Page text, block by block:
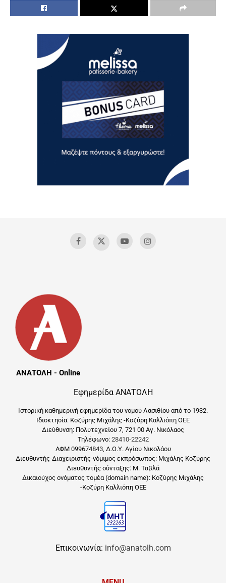
ΑΝΑΤΟΛΗ - Online
Εφημερίδα ΑΝΑΤΟΛΗ
Ιστορική καθημερινή εφημερίδα του νομού Λασιθίου από το 1932.
Ιδιοκτησία: Κοζύρης Μιχάλης -Κοζύρη Καλλιόπη ΟΕΕ
Διεύθυνση: Πολυτεχνείου 7, 721 00 Αγ. Νικόλαος
Τηλέφωνο: 28410-22242
ΑΦΜ 099674843, Δ.Ο.Υ. Αγίου Νικολάου
Διευθυντής-Διαχειριστής-νόμιμος εκπρόσωπος: Μιχάλης Κοζύρης
Διευθυντής σύνταξης: Μ. Ταβλά
Δικαιούχος ονόματος τομέα (domain name): Κοζύρης Μιχάλης
-Κοζύρη Καλλιόπη ΟΕΕ
Επικοινωνία: info@anatolh.com